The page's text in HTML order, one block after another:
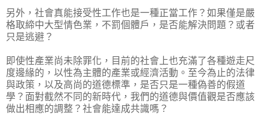
另外，社會真能接受性工作也是一種正當工作？如果僅是嚴
格取締中大型情色業，不罰個體戶，是否能解決問題？或者
只是逃避？
即使性產業尚未除罪化，目前的社會上也充滿了各種遊走尺
度邊緣的，以性為主體的產業或經濟活動。至今為止的法律
與政策，以及高尚的道德標準，是否只是一種偽善的假道
學？面對截然不同的新時代，我們的道德與價值觀是否應該
做出相應的調整？社會能達成共識嗎？